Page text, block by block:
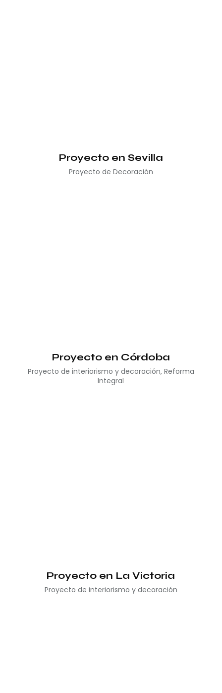
Proyecto en Sevilla
Proyecto de Decoración
Proyecto en Córdoba
Proyecto de interiorismo y decoración, Reforma
Integral
Proyecto en La Victoria
Proyecto de interiorismo y decoración